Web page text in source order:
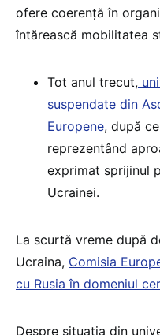
ofere coerență în
întărească mobilitatea
Tot anul trecut,
suspendate din
Europene, după
reprezentând
exprimat sprijinul
Ucrainei.
La scurtă vreme după
Ucraina, Comisia
cu Rusia în domeniul
Despre situația din